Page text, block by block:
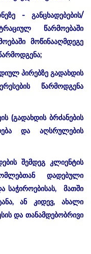
- განცხადებების/
წარმოებაში
მოწინააღმდეგე
პირებზე გადახდის
წარმოდგენა
(გადახდის ბრძანების
და აღსრულების
შემდეგ კლიენტის
დადებული
საჭიროებისას, მათში
ან კიდევ, ახალი
და თანამდებობრივი